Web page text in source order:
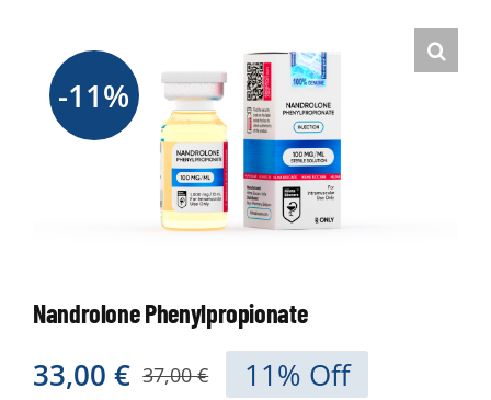
Perorální Steroidy
Obchod
-11%
Nandrolone Phenylpropionate
37,00€
33,00 € 11% Off